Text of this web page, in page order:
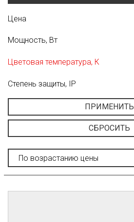
Цена
Мощность, Вт
Цветовая температура, К
Степень защиты, IP
ПРИМЕНИТЬ
СБРОСИТЬ